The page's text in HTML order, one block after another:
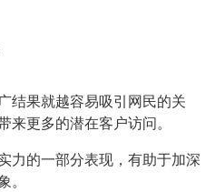
结果就越容易吸引网民的关
更多的潜在客户访问。
力的一部分表现，有助于加深